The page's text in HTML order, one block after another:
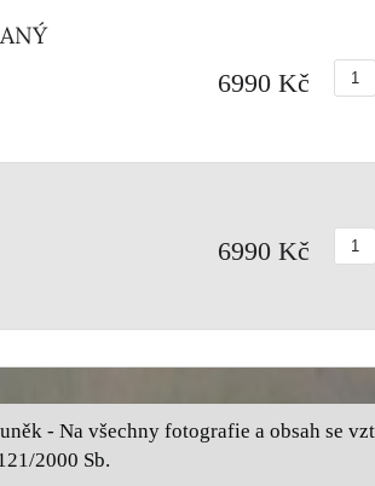
6990 Kč
6990 Kč
- Na všechny fotografie a obsah se
2000 Sb.